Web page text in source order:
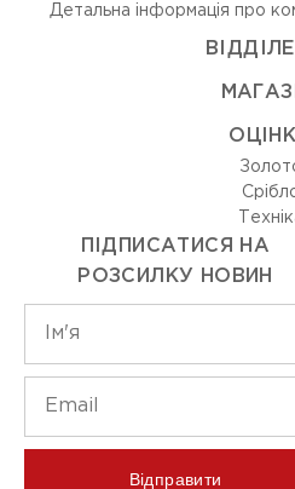
Детальна інформація про
ПІДПИСАТИСЯ НА
РОЗСИЛКУ НОВИН
Відправити